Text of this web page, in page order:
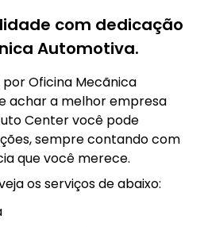
com dedicação
Automotiva.
Oficina Mecãnica
achar a melhor empresa
Center você pode
sempre contando com
que você merece.
os serviços de abaixo: